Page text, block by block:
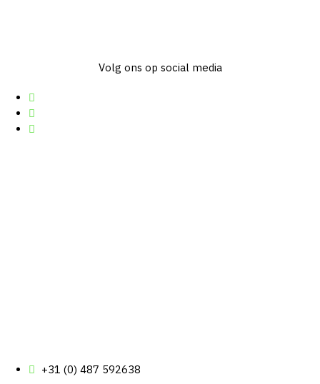
Volg ons op social media
+31 (0) 487 592638